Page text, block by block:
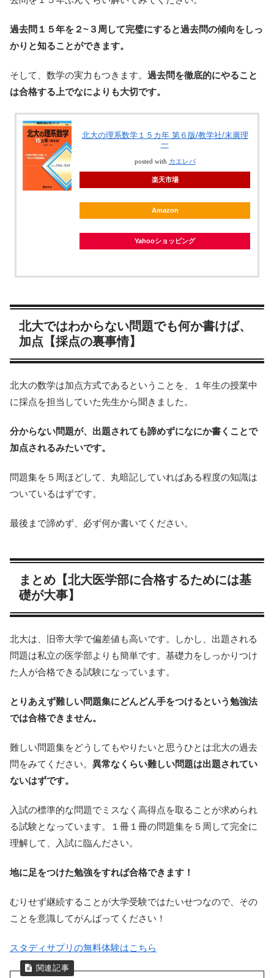
過去問１５年を２~３周して完璧にすると過去問の傾向をしっ
かりと知ることができます。
そして、数学の実力もつきます。 過去問を徹底的にやること
は合格する上でなによりも大切です。
北大の理系数学１５カ年 第６版/教学社/末廣理
一
posted with カエレバ
楽天市場
Amazon
Yahooショッピング
北大ではわからない問題でも何か書けば、
加点【採点の裏事情】
北大の数学は加点方式であるということを、１年生の授業中
に採点を担当していた先生から聞きました。
分からない問題が、出題されても諦めずになにか書くことで
加点されるみたいです。
問題集を５周ほどして、丸暗記していればある程度の知識は
ついているはずです。
最後まで諦めず、必ず何か書いてください。
まとめ【北大医学部に合格するためには基
礎が大事】
北大は、旧帝大学で偏差値も高いです。しかし、出題される
問題は私立の医学部よりも簡単です。基礎力をしっかりつけ
た人が合格できる試験になっています。
とりあえず難しい問題集にどんどん手をつけるという勉強法
では合格できません。
難しい問題集をどうしてもやりたいと思うひとは北大の過去
問をみてください。 異常なくらい難しい問題は出題されてい
ないはずです。
入試の標準的な問題でミスなく高得点を取ることが求められ
る試験となっています。１冊１冊の問題集を５周して完全に
理解して、入試に臨んださい。
地に足をつけた勉強をすれば合格できます！
むりせず継続することが大学受験ではたいせつなので、その
ことを意識してがんばってください！
スタディサプリの無料体験はこちら